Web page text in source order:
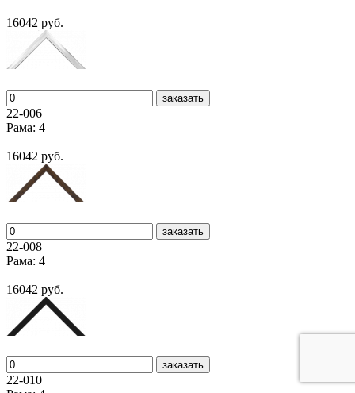
16042 руб.
заказать
22-006
Рама: 4
16042 руб.
заказать
22-008
Рама: 4
16042 руб.
заказать
22-010